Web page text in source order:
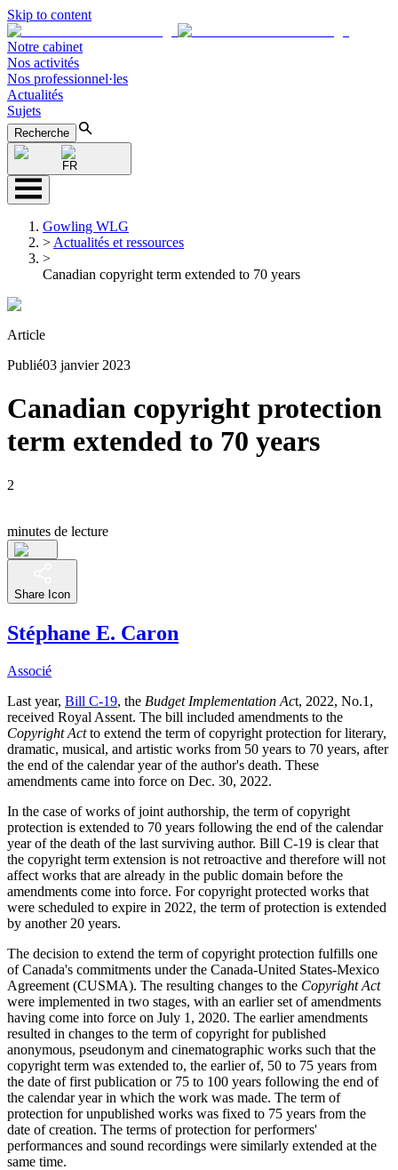
Skip to content
Notre cabinet
Nos activités
Nos professionnel·les
Actualités
Sujets
Recherche
FR
Gowling WLG
> Actualités et ressources
>
Canadian copyright term extended to 70 years
Article
Publié03 janvier 2023
Canadian copyright protection
term extended to 70 years
2
minutes de lecture
Share Icon
Stéphane E. Caron
Associé
Last year, Bill C-19, the Budget Implementation Act, 2022, No.1,
received Royal Assent. The bill included amendments to the
Copyright Actto extend the term of copyright protection for literary,
dramatic, musical, and artistic works from 50 years to 70 years, after
the end of the calendar year of the author's death. These
amendments came into force on Dec. 30, 2022.
In the case of works of joint authorship, the term of copyright
protection is extended to 70 years following the end of the calendar
year of the death of the last surviving author. Bill C-19 is clear that
the copyright term extension is not retroactive and therefore will not
affect works that are already in the public domain before the
amendments come into force. For copyright protected works that
were scheduled to expire in 2022, the term of protection is extended
by another 20 years.
The decision to extend the term of copyright protection fulfills one
of Canada's commitments under the Canada-United States-Mexico
Agreement (CUSMA). The resulting changes to the Copyright Act
were implemented in two stages, with an earlier set of amendments
having come into force on July 1, 2020. The earlier amendments
resulted in changes to the term of copyright for published
anonymous, pseudonym and cinematographic works such that the
copyright term was extended to, the earlier of, 50 to 75 years from
the date of first publication or 75 to 100 years following the end of
the calendar year in which the work was made. The term of
protection for unpublished works was fixed to 75 years from the
date of creation. The terms of protection for performers'
performances and sound recordings were similarly extended at the
same time.